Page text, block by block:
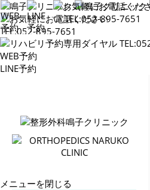
WEB予約
LINE予約
メニューを閉じる